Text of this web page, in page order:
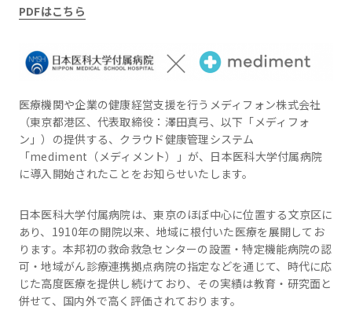
PDFはこちら
医療機関や企業の健康経営支援を行うメディフォン株式会社
（東京都港区、代表取締役：澤田真弓、以下「メディフォ
ン」）の提供する、クラウド健康管理システム
「mediment（メディメント）」が、日本医科大学付属病院
に導入開始されたことをお知らせいたします。
日本医科大学付属病院は、東京のほぼ中心に位置する文京区に
あり、1910年の開院以来、地域に根付いた医療を展開してお
ります。本邦初の救命救急センターの設置・特定機能病院の認
可・地域がん診療連携拠点病院の指定などを通じて、時代に応
じた高度医療を提供し続けており、その実績は教育・研究面と
併せて、国内外で高く評価されております。